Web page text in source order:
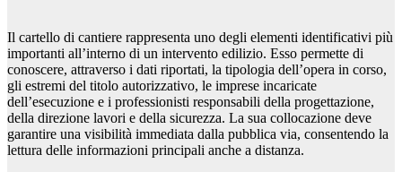
Il cartello di cantiere rappresenta uno degli elementi identificativi più
importanti all’interno di un intervento edilizio. Esso permette di
conoscere, attraverso i dati riportati, la tipologia dell’opera in corso,
gli estremi del titolo autorizzativo, le imprese incaricate
dell’esecuzione e i professionisti responsabili della progettazione,
della direzione lavori e della sicurezza. La sua collocazione deve
garantire una visibilità immediata dalla pubblica via, consentendo la
lettura delle informazioni principali anche a distanza.